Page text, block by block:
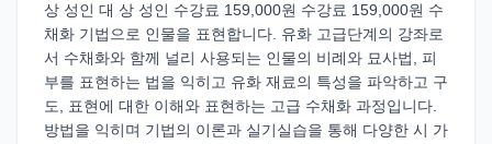
상 성인 대 상 성인 수강료 159,000원 수강료 159,000원 수
채화 기법으로 인물을 표현합니다. 유화 고급단계의 강좌로
서 수채화와 함께 널리 사용되는 인물의 비례와 묘사법, 피
부를 표현하는 법을 익히고 유화 재료의 특성을 파악하고 구
도, 표현에 대한 이해와 표현하는 고급 수채화 과정입니다.
방법을 익히며 기법의 이론과 실기실습을 통해 다양한 시 가